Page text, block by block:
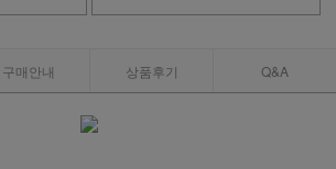
구매안내 상품후기 Q&A